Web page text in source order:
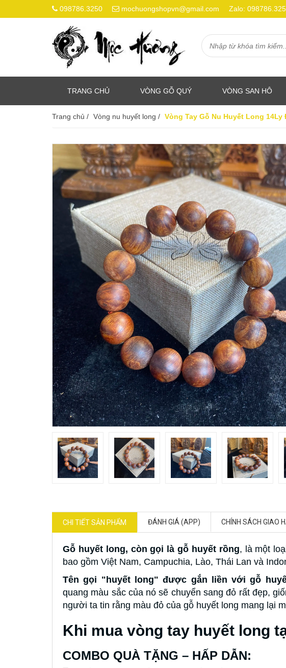
098786.3250 mochuongshopvn@gmail.com Zalo:
TRANG CHỦ VÒNG GỖ QUÝ VÒNG SAN HÔ
Trang chủ / Vòng nu huyết long / Vòng Tay Gỗ Nu Huyết Long 14Ly
CHI TIẾT SẢN PHẨM ĐÁNH GIÁ (APP) CHÍNH SÁCH GIAO
Gỗ huyết long, còn gọi là gỗ huyết rồng, là một
bao gồm Việt Nam, Campuchia, Lào, Thái Lan và
Tên gọi "huyết long" được gắn liền với gỗ
quang màu sắc của nó sẽ chuyển sang đỏ rất đẹp,
người ta tin rằng màu đỏ của gỗ huyết long mang lại
Khi mua vòng tay huyết long
COMBO QUÀ TẶNG – HẤP DẪN: